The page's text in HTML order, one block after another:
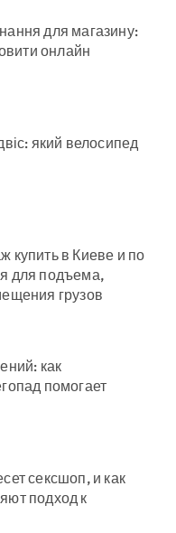
для магазину:
онлайн
який велосипед
купить в Киеве и по
для подъема,
грузов
как
помогает
сексшоп, и как
подход к